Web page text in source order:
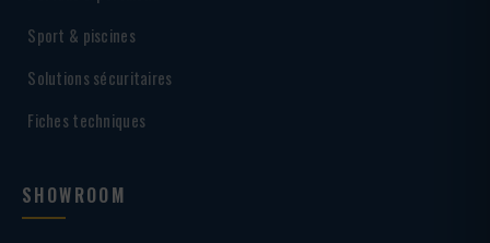
Sport & piscines
Solutions sécuritaires
Fiches techniques
SHOWROOM